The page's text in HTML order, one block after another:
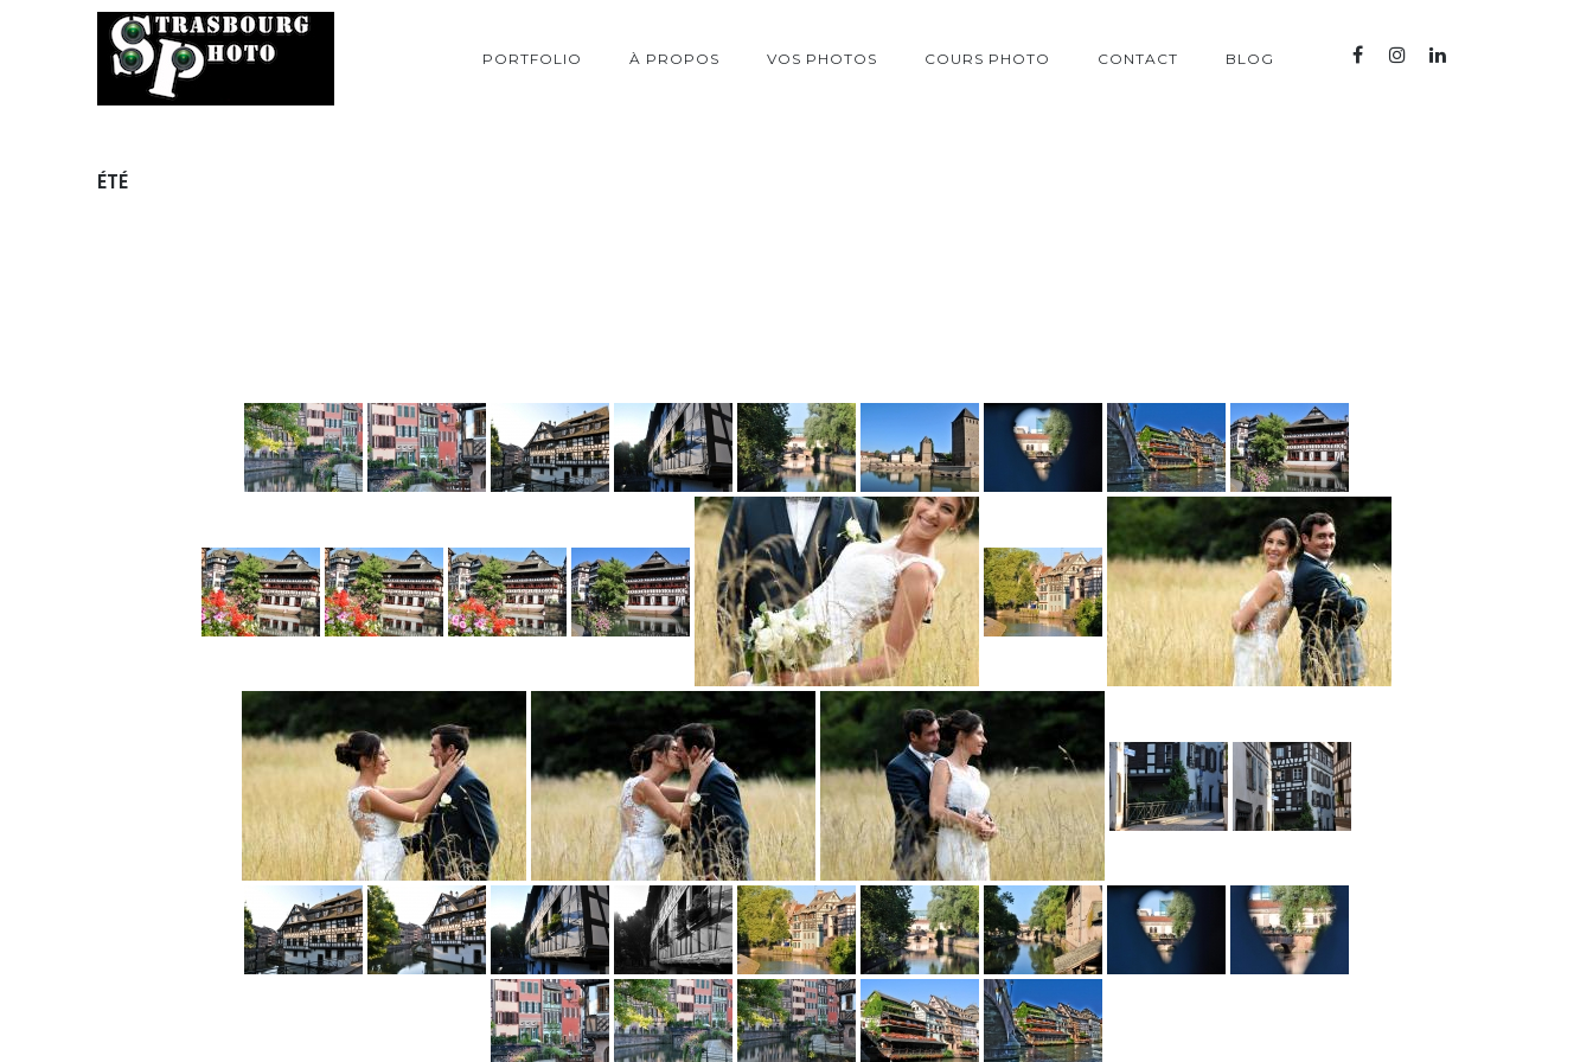
PORTFOLIO À PROPOS VOS PHOTOS COURS PHOTO CONTACT BLOG
ÉTÉ